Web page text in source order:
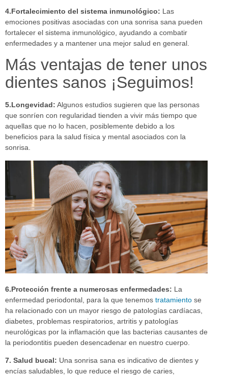
4.Fortalecimiento del sistema inmunológico: Las
emociones positivas asociadas con una sonrisa sana pueden
fortalecer el sistema inmunológico, ayudando a combatir
enfermedades y a mantener una mejor salud en general.
Más ventajas de tener unos
dientes sanos ¡Seguimos!
5.Longevidad: Algunos estudios sugieren que las personas
que sonríen con regularidad tienden a vivir más tiempo que
aquellas que no lo hacen, posiblemente debido a los
beneficios para la salud física y mental asociados con la
sonrisa.
6.Protección frente a numerosas enfermedades: La
enfermedad periodontal, para la que tenemos tratamiento se
ha relacionado con un mayor riesgo de patologías cardíacas,
diabetes, problemas respiratorios, artritis y patologías
neurológicas por la inflamación que las bacterias causantes de
la periodontitis pueden desencadenar en nuestro cuerpo.
7. Salud bucal: Una sonrisa sana es indicativo de dientes y
encías saludables, lo que reduce el riesgo de caries,